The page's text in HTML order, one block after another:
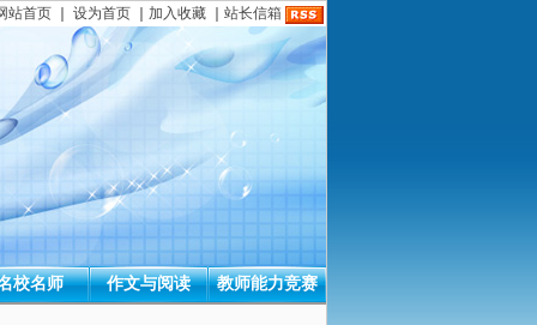
站首页 设为首页 加入收藏 站长信箱
校名师 作文与阅读 教师能力竞赛